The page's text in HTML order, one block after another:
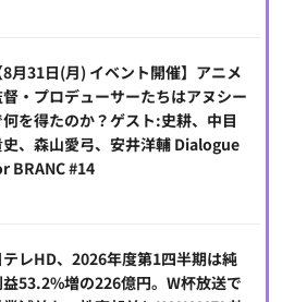
8月31日(月) イベント開催】アニメ
・プロデューサーたちはアヌシー
何を得たのか？ゲスト:史耕、中目
、森山愛弓、安井洋輔 Dialogue
BRANC #14
テレHD、2026年度第1四半期は純
53.2%増の226億円。W杯放送で